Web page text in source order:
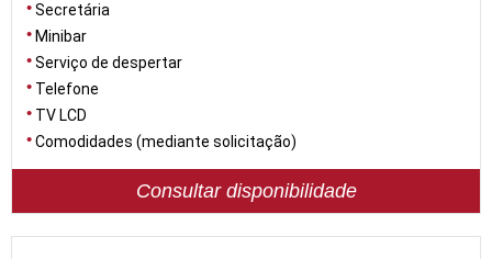
Secretária
Minibar
Serviço de despertar
Telefone
TV LCD
Comodidades (mediante solicitação)
Consultar disponibilidade